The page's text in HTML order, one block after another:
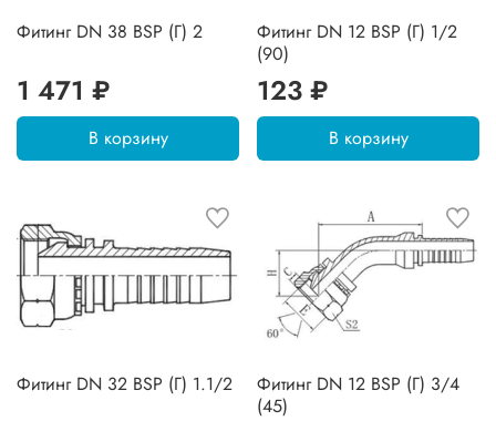
Фитинг DN 38 BSP (Г) 2
1 471 ₽
В корзину
Фитинг DN 12 BSP (Г) 1/2
(90)
123 ₽
В корзину
Фитинг DN 32 BSP (Г) 1.1/2
Фитинг DN 12 BSP (Г) 3/4
(45)